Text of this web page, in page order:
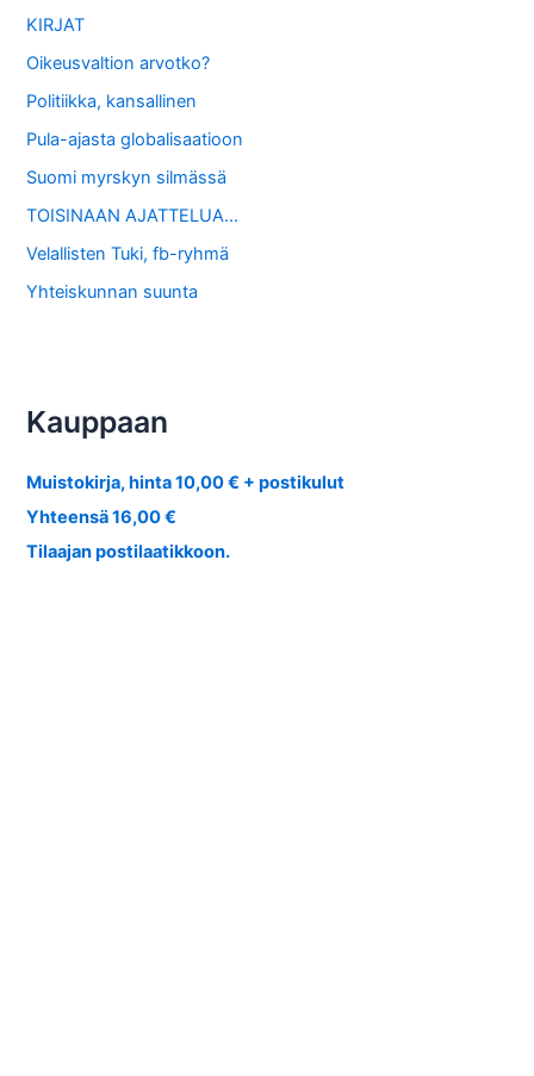
KIRJAT
Oikeusvaltion arvotko?
Politiikka, kansallinen
Pula-ajasta globalisaatioon
Suomi myrskyn silmässä
TOISINAAN AJATTELUA…
Velallisten Tuki, fb-ryhmä
Yhteiskunnan suunta
Kauppaan
Muistokirja, hinta 10,00 € + postikulut
Yhteensä 16,00 €
Tilaajan postilaatikkoon.